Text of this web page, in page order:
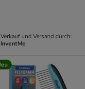
Verkauf und Versand durch:
InventMe